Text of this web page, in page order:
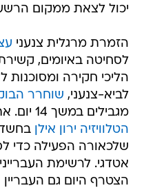
יכול לצאת ממקום
הזמרת מרגלית צנעני
לסחיטה באיומים,
הליכי חקירה
לביא-צנעני, שוחרר
מגבילים במשך 14 יום. אתמול עוכב לחקירה
הטלוויזיה ירון אילן בחשד
שלכאורה הפעילה כדי
אטדגי. לרשימת
הצטרף היום גם העבריין